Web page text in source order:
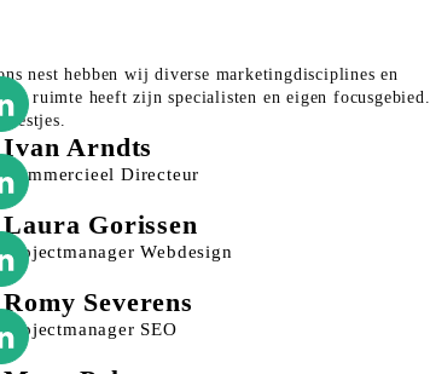
nest hebben wij diverse marketingdisciplines en
ruimte heeft zijn specialisten en eigen focusgebied.
nestjes.
Ivan Arndts
Commercieel Directeur
Laura Gorissen
Projectmanager Webdesign
Romy Severens
Projectmanager SEO